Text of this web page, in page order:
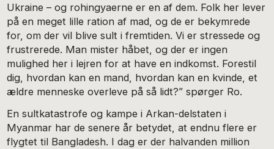
Ukraine – og rohingyaerne er en af dem. Folk her lever
på en meget lille ration af mad, og de er bekymrede
for, om der vil blive sult i fremtiden. Vi er stressede og
frustrerede. Man mister håbet, og der er ingen
mulighed her i lejren for at have en indkomst. Forestil
dig, hvordan kan en mand, hvordan kan en kvinde, et
ældre menneske overleve på så lidt?” spørger Ro.
En sultkatastrofe og kampe i Arkan-delstaten i
Myanmar har de senere år betydet, at endnu flere er
flygtet til Bangladesh. I dag er der halvanden million